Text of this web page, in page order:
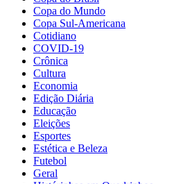
Copa do Mundo
Copa Sul-Americana
Cotidiano
COVID-19
Crônica
Cultura
Economia
Edição Diária
Educação
Eleições
Esportes
Estética e Beleza
Futebol
Geral